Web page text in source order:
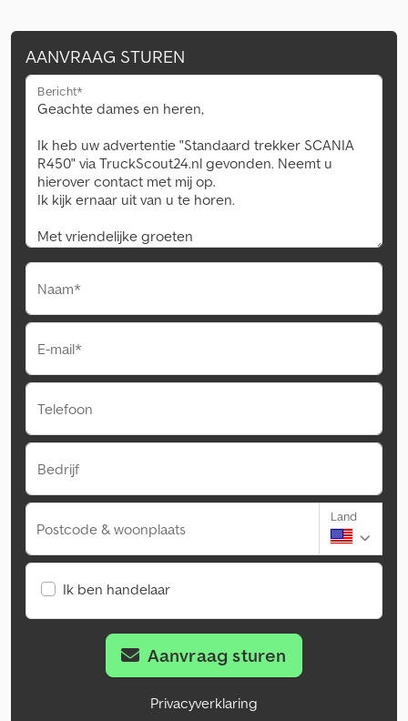
AANVRAAG STUREN
Bericht*
Naam*
E-mail*
Telefoon
Bedrijf
Postcode & woonplaats
Land
Ik ben handelaar
Aanvraag sturen
Privacyverklaring